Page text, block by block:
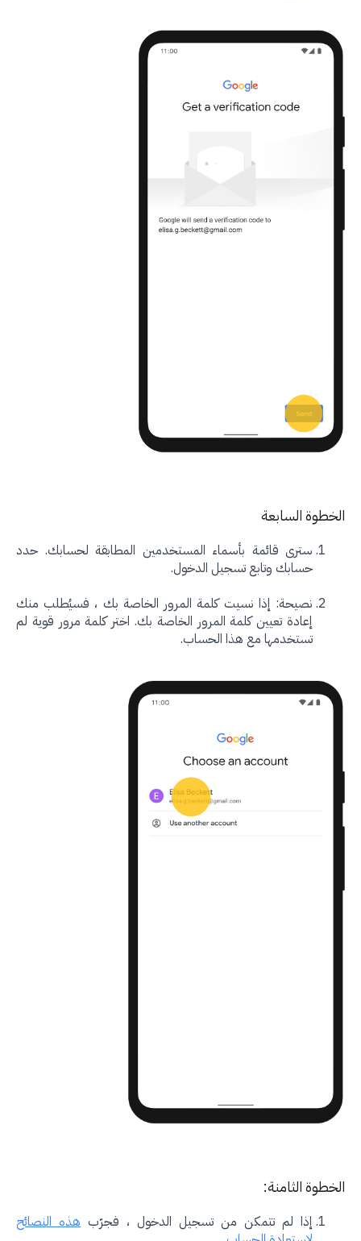
السابعة
سترى قائمة بأسماء المستخدمين المطابقة لحسابك. حدد
حسابك وتابع تسجيل الدخول.
نصيحة: إذا نسيت كلمة المرور الخاصة بك ، فسيُطلب منك
إعادة تعيين كلمة المرور الخاصة بك. اختر كلمة مرور قوية لم
تستخدمها مع هذا الحساب.
الثامنة:
إذا لم تتمكن من تسجيل الدخول ، فجرّبهذه النصائح